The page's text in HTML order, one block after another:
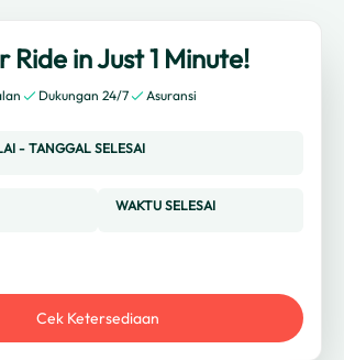
Ride in Just 1 Minute!
Dukungan 24/7 Asuransi
- TANGGAL SELESAI
WAKTU SELESAI
Cek Ketersediaan